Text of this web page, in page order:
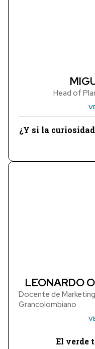
Head of
¿Y si la
LEONARDO
Docente de
Grancolombiano
El verde